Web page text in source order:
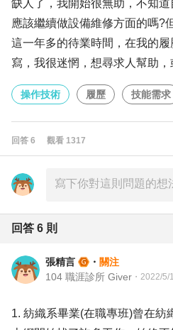
缺人了，我開始很無助，不知
應該繼續做設備維修方面的嗎?
這一年多的待業時間，在我的
寫，我很迷惘，想尋求人幫助
操作技術 履歷 技能需求
回答 6 觀看 1317
回答 6 則
張精言 ・ 關注
104 職涯診所 Giver ・ 2022/5/
1. 紡織系畢業(在職專班)曾在紡